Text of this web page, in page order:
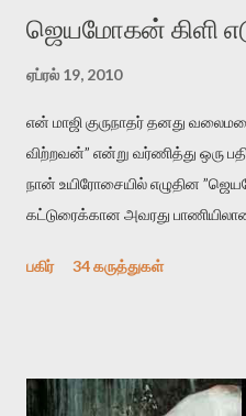
ஜெயமோகன் கிளி
ஏப்ரல் 19, 2010
என் மாஜி குருநாதர் தனது
விற்றவன்” என்று வர்ணித்து ஒரு
நான் உயிரோசையில் எழுதின
கட்டுரைக்கான அவரது
பதிவை படித்த நண்பர்கள் பலரும்
தனது இணையதளத்திலே தொடர்ந்து
பகிர் 34 கருத்துகள்